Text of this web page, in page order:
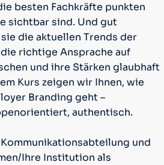
besten Fachkräfte punkten
sichtbar sind. Und gut
die aktuellen Trends der
richtige Ansprache auf
und ihre Stärken glaubhaft
Kurs zeigen wir Ihnen, wie
Branding geht –
authentisch.
und
Ihre Institution als